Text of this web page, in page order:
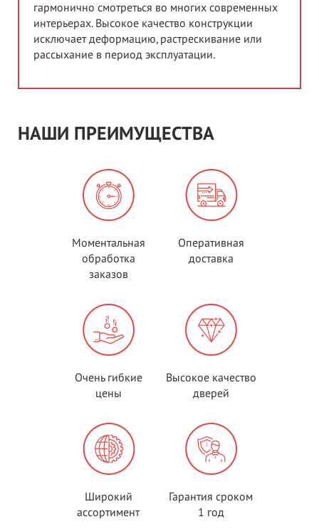
гармонично смотреться во многих современных
интерьерах. Высокое качество конструкции
исключает деформацию, растрескивание или
рассыхание в период эксплуатации.
НАШИ ПРЕИМУЩЕСТВА
Моментальная
обработка
заказов
Оперативная
доставка
Очень гибкие
цены
Высокое качество
дверей
Широкий
ассортимент
Гарантия сроком
1 год